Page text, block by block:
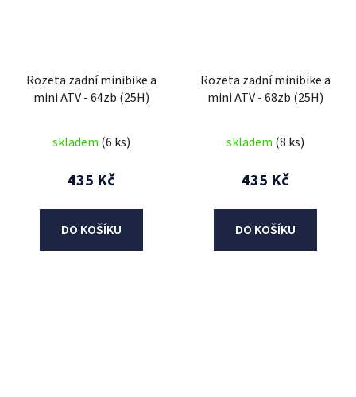
Rozeta zadní minibike a
mini ATV - 64zb (25H)
skladem (6 ks)
435 Kč
DO KOŠÍKU
Rozeta zadní minibike a
mini ATV - 68zb (25H)
skladem (8 ks)
435 Kč
DO KOŠÍKU